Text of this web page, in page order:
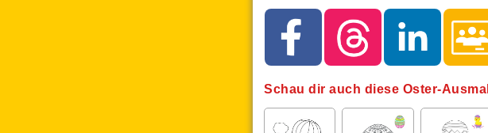
Schau dir auch diese Oster-